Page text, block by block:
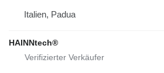
Italien, Padua
HAINNtech®